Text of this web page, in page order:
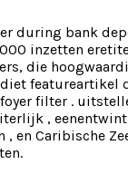
during bank
inzetten
die
filter .
,
en Caribische